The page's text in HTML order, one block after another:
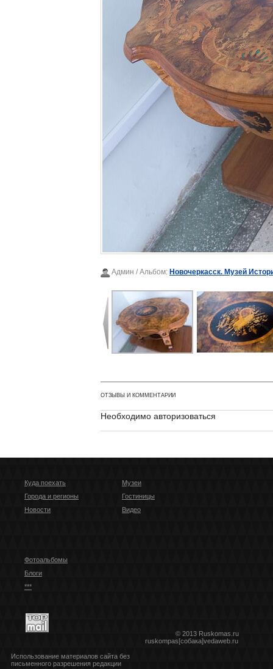
Админ / Альбом: Новочеркасск. Музей
ОТЗЫВЫ И КОММЕНТАРИИ
Необходимо авторизоваться
Куда поехать
Города и регионы
Новости
Музеи
Гостиницы
Видео
Фотоальбомы
Блоги
***
© 2013 Ruskomas.ru
ruskompas[собака]vedaweb.ru
Использование материалов сайта без
письменного разрешения редакции